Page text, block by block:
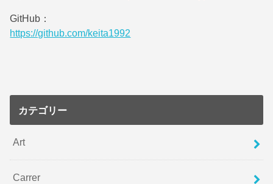
GitHub：
https://github.com/keita1992
カテゴリー
Art
Carrer